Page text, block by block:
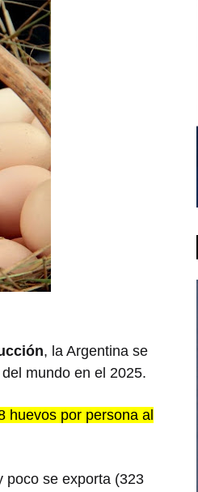
, la Argentina se
mundo en el 2025.
huevos por persona al
poco se exporta (323